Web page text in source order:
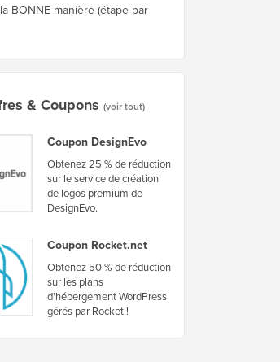
BONNE manière (étape par
& Coupons (voir tout)
Coupon DesignEvo
Obtenez 25 % de réduction
sur le service de création
de logos premium de
DesignEvo.
Coupon Rocket.net
Obtenez 50 % de réduction
sur les plans
d'hébergement WordPress
gérés par Rocket !